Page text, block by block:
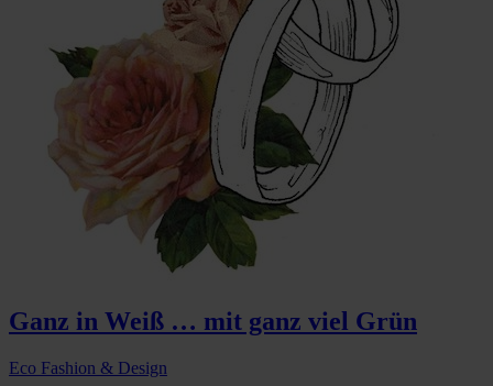
Ganz in Weiß … mit ganz viel Grün
Eco Fashion & Design